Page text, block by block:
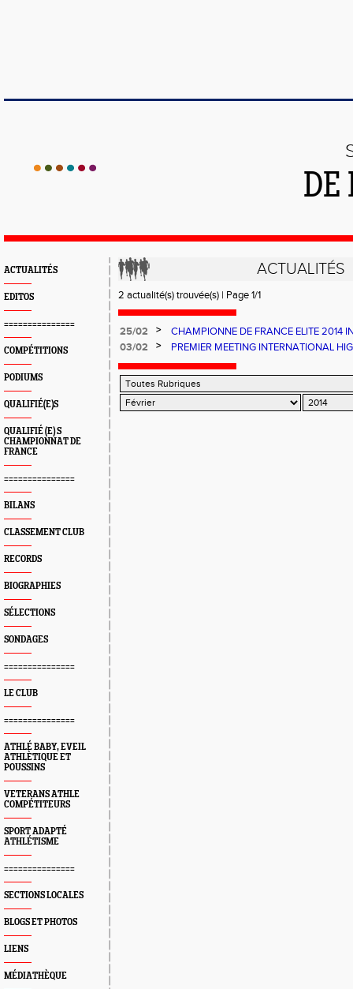
DE
ACTUALITÉS
EDITOS
===============
COMPÉTITIONS
PODIUMS
QUALIFIÉ(E)S
QUALIFIÉ (E) S
CHAMPIONNAT DE
FRANCE
===============
BILANS
CLASSEMENT CLUB
RECORDS
BIOGRAPHIES
SÉLECTIONS
SONDAGES
===============
LE CLUB
===============
ATHLÉ BABY, EVEIL
ATHLÈTIQUE ET
POUSSINS
VETERANS ATHLE
COMPÉTITEURS
SPORT ADAPTÉ
ATHLÉTISME
===============
SECTIONS LOCALES
BLOGS ET PHOTOS
LIENS
MÉDIATHÈQUE
ACTUALITÉS
2 actualité(s) trouvée(s) | Page 1/1
25/02 >
CHAMPIONNE DE FRANCE ELITE 2014
03/02
>
PREMIER MEETING INTERNATIONAL